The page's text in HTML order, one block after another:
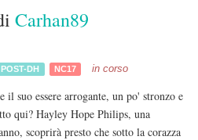
Carhan89
POST-DH NC17 in corso
suo essere arrogante, un po' stronzo e
qui? Hayley Hope Philips, una
scoprirà presto che sotto la corazza